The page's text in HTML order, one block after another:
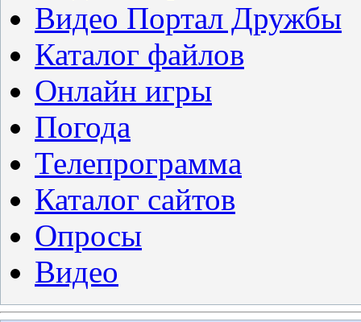
Видео Портал Дружбы
Каталог файлов
Онлайн игры
Погода
Телепрограмма
Каталог сайтов
Опросы
Видео